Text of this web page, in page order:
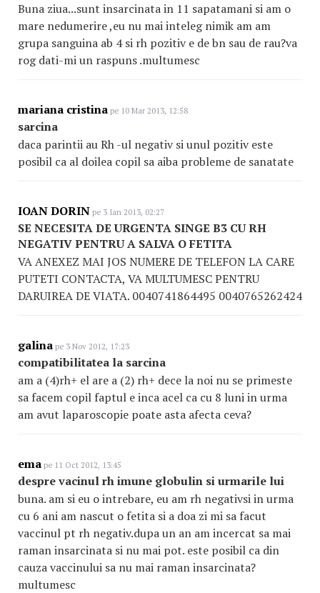
Buna ziua...sunt insarcinata in 11 sapatamani si am o
mare nedumerire ,eu nu mai inteleg nimik am am
grupa sanguina ab 4 si rh pozitiv e de bn sau de rau?va
rog dati-mi un raspuns .multumesc
mariana cristina pe 10 Mar 2013, 12:58
sarcina
daca parintii au Rh -ul negativ si unul pozitiv este
posibil ca al doilea copil sa aiba probleme de sanatate
IOAN DORIN pe 3 Ian 2013, 02:27
SE NECESITA DE URGENTA SINGE B3 CU RH
NEGATIV PENTRU A SALVA O FETITA
VA ANEXEZ MAI JOS NUMERE DE TELEFON LA CARE
PUTETI CONTACTA, VA MULTUMESC PENTRU
DARUIREA DE VIATA. 0040741864495 0040765262424
galina pe 3 Nov 2012, 17:23
compatibilitatea la sarcina
am a (4)rh+ el are a (2) rh+ dece la noi nu se primeste
sa facem copil faptul e inca acel ca cu 8 luni in urma
am avut laparoscopie poate asta afecta ceva?
ema pe 11 Oct 2012, 13:45
despre vacinul rh imune globulin si urmarile lui
buna. am si eu o intrebare, eu am rh negativsi in urma
cu 6 ani am nascut o fetita si a doa zi mi sa facut
vaccinul pt rh negativ.dupa un an am incercat sa mai
raman insarcinata si nu mai pot. este posibil ca din
cauza vaccinului sa nu mai raman insarcinata?
multumesc